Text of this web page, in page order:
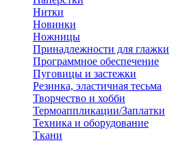
Нитки
Новинки
Ножницы
Принадлежности для глажки
Программное обеспечение
Пуговицы и застежки
Резинка, эластичная тесьма
Творчество и хобби
Термоаппликации/Заплатки
Техника и оборудование
Ткани